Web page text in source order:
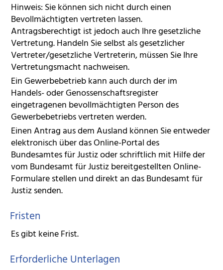
Hinweis: Sie können sich nicht durch einen
Bevollmächtigten vertreten lassen.
Antragsberechtigt ist jedoch auch Ihre gesetzliche
Vertretung. Handeln Sie selbst als gesetzlicher
Vertreter/gesetzliche Vertreterin, müssen Sie Ihre
Vertretungsmacht nachweisen.
Ein Gewerbebetrieb kann auch durch der im
Handels- oder Genossenschaftsregister
eingetragenen bevollmächtigten Person des
Gewerbebetriebs vertreten werden.
Einen Antrag aus dem Ausland können Sie entweder
elektronisch über das Online-Portal des
Bundesamtes für Justiz oder schriftlich mit Hilfe der
vom Bundesamt für Justiz bereitgestellten Online-
Formulare stellen und direkt an das Bundesamt für
Justiz senden.
Fristen
Es gibt keine Frist.
Erforderliche Unterlagen